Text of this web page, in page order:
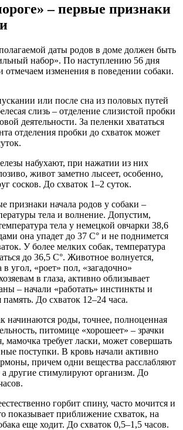
– первые признаки
даты родов в доме должен быть
набор». По наступлению 56 дня
отмечаем изменения в поведении собаки.
или после сна из половых путей
слизь – отделение слизистой пробки
деятельности. За пеленки хвататься
отделения пробки до схваток может
набухают, при нажатии из них
живот заметно лысеет, особенно,
сосков. До схваток 1–2 суток.
признаки начала родов у собаки –
тела и волнение. Допустим,
тела у немецкой овчарки 38,6
она упадет до 37 С° и не поднимется
У более мелких собак, температура
до 36,5 С°. Животное волнуется,
в угол, «роет» пол, «загадочно»
в глаза, активно облизывает
– начали «работать» инстинкты и
память. До схваток 12–24 часа.
начинаются роды, точнее, полноценная
питомице «хорошеет» – зрачки
мамочка требует ласки, может совершать
поступки. В кровь начали активно
причем одни вещества расслабляют
а другие стимулируют организм. До
горбит спину, часто мочится и
показывает приближение схваток, на
еще ходит. До схваток 0,5–1,5 часов.